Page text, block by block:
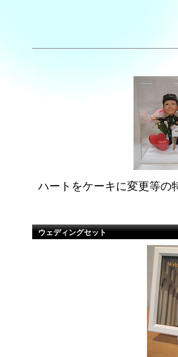
ハートをケーキに変更等の
ウェディングセット